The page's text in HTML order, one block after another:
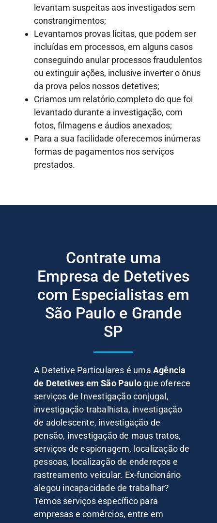
levantam suspeitas aos investigados sem
constrangimentos;
Levantamos provas lícitas, que podem ser
incluídas em processos, em alguns casos
conseguindo anular processos fraudulentos
ou extinguir ações, inclusive inverter o ônus
da prova pelos nossos detetives;
Criamos um relatório completo do que foi
levantado durante a investigação, com
fotos, filmagens e áudios anexados;
Para a sua facilidade oferecemos inúmeras
formas de pagamentos nos serviços
prestados.
Contrate uma
Empresa de Detetives
com Especialistas em
São Paulo e Grande
SP
A Detetive Particulares é uma Agência
de Detetives em São Pauloque oferece
serviços de Investigação conjugal,
investigação trabalhista, investigação
de adolescente, investigação de
pensão, investigação de maus tratos,
serviços de espionagem, localização de
pessoas, localização de endereços e
rastreamento veicular. Ex-funcionário
alegou incapacidade de trabalhar?
Temos serviços específico para
empresas e comércios, entre em